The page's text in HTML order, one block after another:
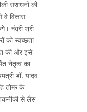
संसाधनों की
वे विकास
मंत्री श्री
को स्वच्छता
की और इसे
नेतृत्व का
डॉ. यादव
तोमर के
तकनीकी से लैस